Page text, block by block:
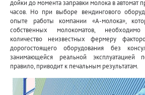
дойки до момента заправки молока в автомат
часов. Но при выборе вендингового
опыте работы компании «А-молока»,
собственных молокоматов,
количество неизвестных фермеру
дорогостоящего оборудования без
занимающейся реальной эксплуатацией
правило, приводит к печальным результатам.